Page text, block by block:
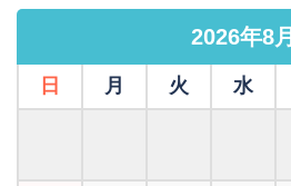
2026年8月
日 月 火 水